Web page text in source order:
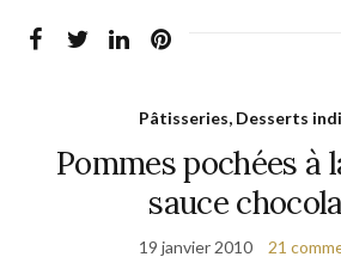
Pâtisseries, Desserts
Pommes pochées à
sauce
19 janvier 2010 21